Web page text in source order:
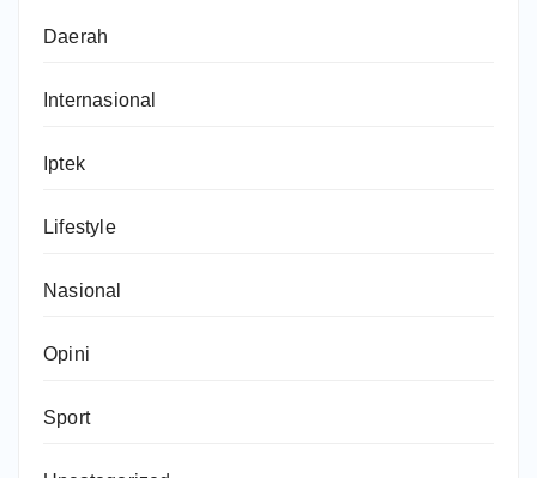
Daerah
Internasional
Iptek
Lifestyle
Nasional
Opini
Sport